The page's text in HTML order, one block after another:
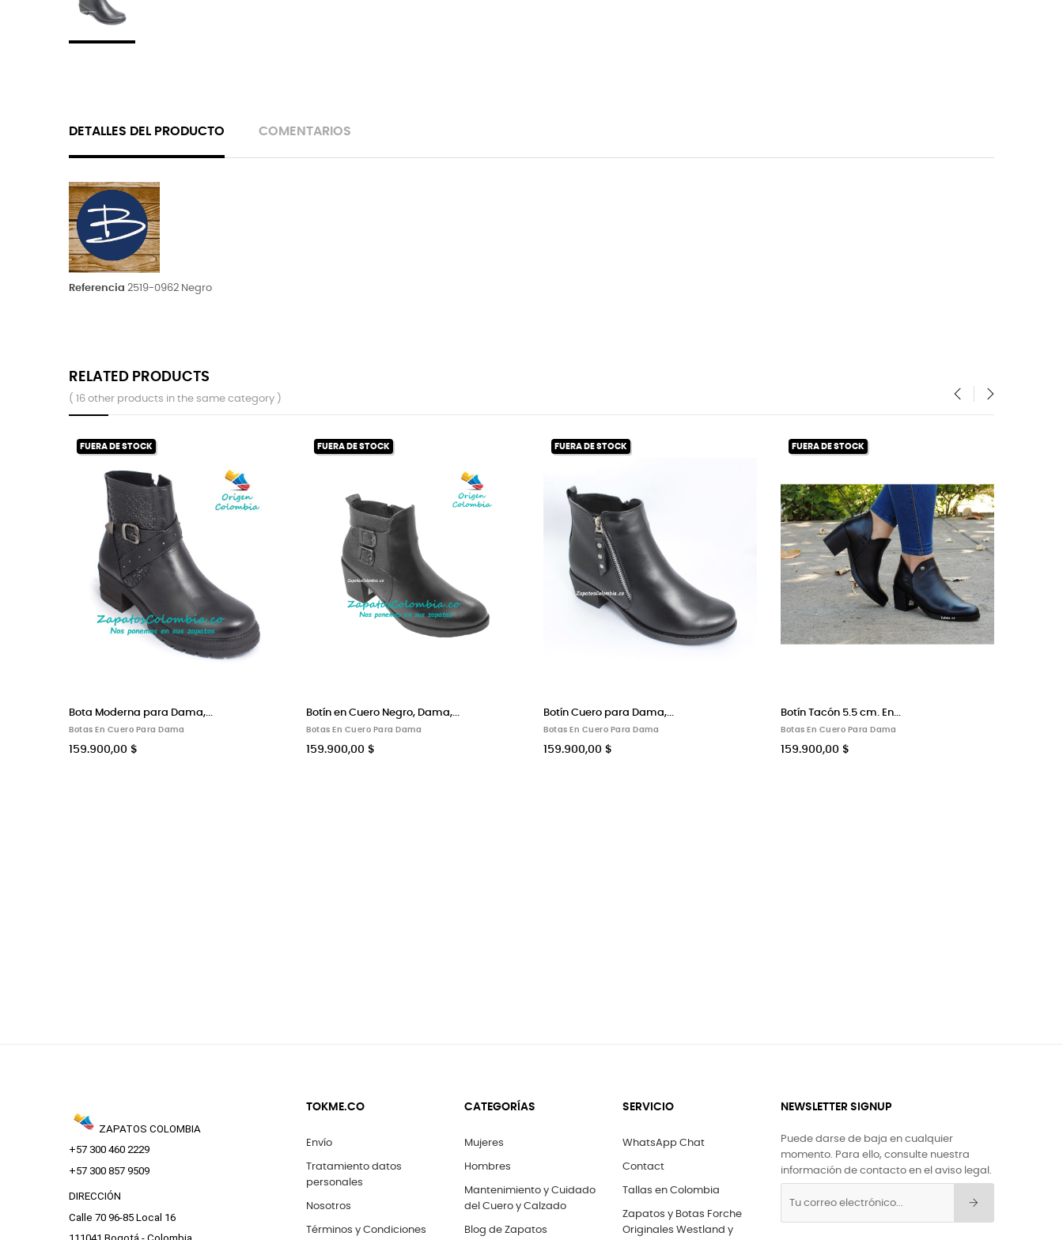
DETALLES DEL PRODUCTO COMENTARIOS
Referencia 2519-0962 Negro
RELATED PRODUCTS
( 16 other products in the same category )
para Dama,...
Cuero Para Dama
Botín Tacón 5.5 cm. En...
Botas En Cuero Para Dama
Bota en Cuero para Dama,...
Botas Línea Elegante - Tradicional Para Dama
Bota en Cuero Miel, Dama,...
Botas En Cuero Para Dama
ZAPATOS COLOMBIA
+57 300 460 2229
+57 300 857 9509
DIRECCIÓN
Calle 70 96-85 Local 16
TOKME.CO
Envío
Tratamiento datos
personales
Nosotros
Términos y Condiciones
CATEGORÍAS
Mujeres
Hombres
Mantenimiento y Cuidado
del Cuero y Calzado
Blog de Zapatos
SERVICIO
WhatsApp Chat
Contact
Tallas en Colombia
Zapatos y Botas Forche
Originales Westland y
NEWSLETTER SIGNUP
Puede darse de baja en cualquier
momento. Para ello, consulte nuestra
información de contacto en el aviso legal.